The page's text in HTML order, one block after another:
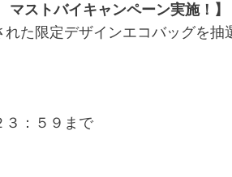
ストバイキャンペーン実施！】
た限定デザインエコバッグを抽
３：５９まで